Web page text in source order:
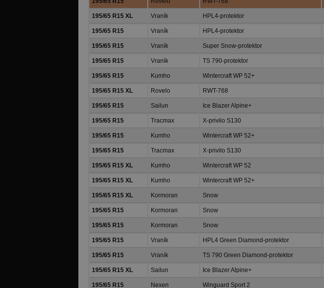
195/65 R15 XL Vraník HPL4-protektor
195/65 R15 Vraník HPL4-protektor
195/65 R15 Vraník Super Snow-protektor
195/65 R15 Vraník TS 790-protektor
195/65 R15 Kumho Wintercraft WP 52+
195/65 R15 XL Rovelo RWT-768
195/65 R15 Sailun Ice Blazer Alpine+
195/65 R15 Tracmax X-privilo S130
195/65 R15 Kumho Wintercraft WP 52+
195/65 R15 Tracmax X-privilo S130
195/65 R15 XL Kumho Wintercraft WP 52
195/65 R15 XL Kumho Wintercraft WP 52+
195/65 R15 XL Kormoran Snow
195/65 R15 Kormoran Snow
195/65 R15 Kormoran Snow
195/65 R15 Vraník HPL4 Green Diamond-protektor
195/65 R15 Vraník TS 790 Green Diamond-protektor
195/65 R15 XL Sailun Ice Blazer Alpine+
195/65 R15 Nexen Winguard Sport 2